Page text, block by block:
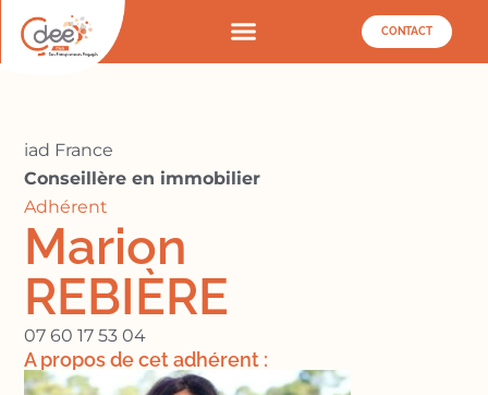
CONTACT
iad France
Conseillère en immobilier
Adhérent
Marion
REBIÈRE
07 60 17 53 04
A propos de cet adhérent :